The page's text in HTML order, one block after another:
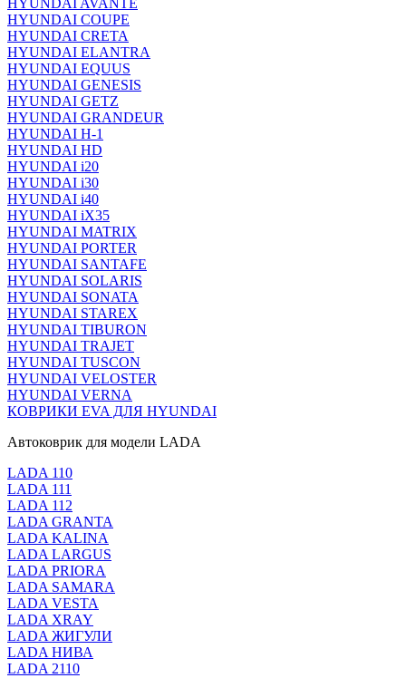
HYUNDAI COUPE
HYUNDAI CRETA
HYUNDAI ELANTRA
HYUNDAI EQUUS
HYUNDAI GENESIS
HYUNDAI GETZ
HYUNDAI GRANDEUR
HYUNDAI H-1
HYUNDAI HD
HYUNDAI i20
HYUNDAI i30
HYUNDAI i40
HYUNDAI iX35
HYUNDAI MATRIX
HYUNDAI PORTER
HYUNDAI SANTAFE
HYUNDAI SOLARIS
HYUNDAI SONATA
HYUNDAI STAREX
HYUNDAI TIBURON
HYUNDAI TRAJET
HYUNDAI TUSCON
HYUNDAI VELOSTER
HYUNDAI VERNA
КОВРИКИ EVA ДЛЯ HYUNDAI
Автоковрик для модели LADA
LADA 110
LADA 111
LADA 112
LADA GRANTA
LADA KALINA
LADA LARGUS
LADA PRIORA
LADA SAMARA
LADA VESTA
LADA XRAY
LADA ЖИГУЛИ
LADA НИВА
LADA 2110